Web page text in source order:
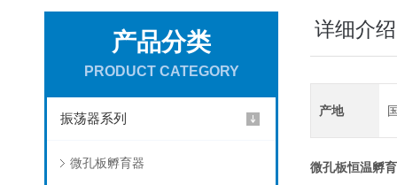
产品分类
PRODUCT CATEGORY
振荡器系列
微孔板孵育器
详细介绍
产地
微孔板恒温孵